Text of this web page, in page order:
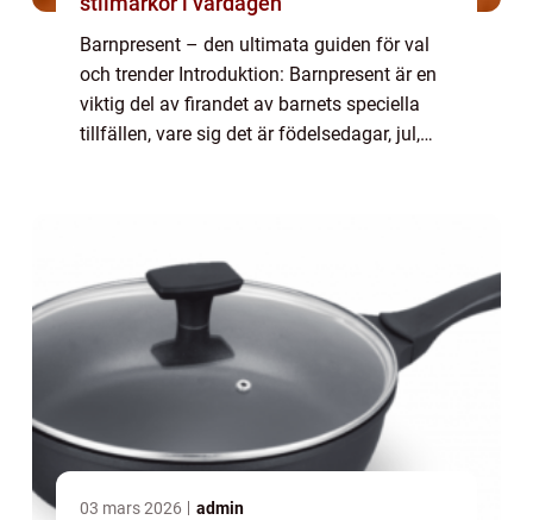
Barnpresent – den ultimata guiden för val
och trender Introduktion: Barnpresent är en
viktig del av firandet av barnets speciella
tillfällen, vare sig det är födelsedagar, jul,
03 mars 2026 admin